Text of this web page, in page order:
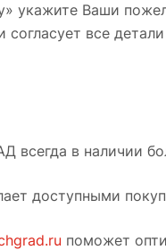
укажите Ваши
все
всегда в наличии
доступными
поможет